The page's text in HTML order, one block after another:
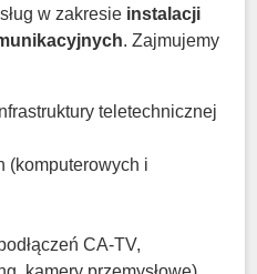
w zakresie instalacji
. Zajmujemy
teletechnicznej
(komputerowych i
CA-TV,